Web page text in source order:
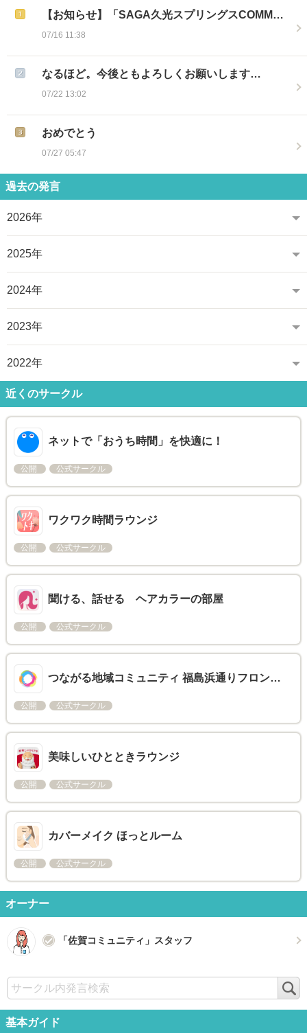
【お知らせ】「SAGA久光スプリングスCOMM…
07/16 11:38
なるほど。今後ともよろしくお願いします…
07/22 13:02
おめでとう
07/27 05:47
過去の発言
2026年
2025年
2024年
2023年
2022年
近くのサークル
ネットで「おうち時間」を快適に！
公開 公式サークル
ワクワク時間ラウンジ
公開 公式サークル
聞ける、話せる ヘアカラーの部屋
公開 公式サークル
つながる地域コミュニティ 福島浜通りフロン…
公開 公式サークル
美味しいひとときラウンジ
公開 公式サークル
カバーメイク ほっとルーム
公開 公式サークル
オーナー
「佐賀コミュニティ」スタッフ
基本ガイド